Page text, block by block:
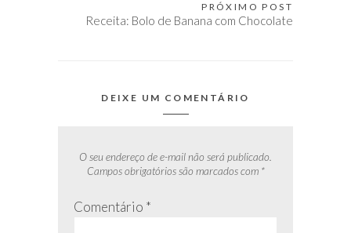
PRÓXIMO POST
Receita: Bolo de Banana com Chocolate
DEIXE UM COMENTÁRIO
O seu endereço de e-mail não será publicado.
Campos obrigatórios são marcados com *
Comentário *